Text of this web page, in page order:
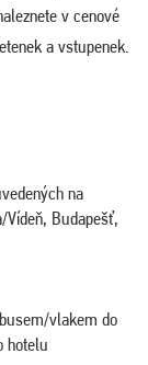
v cenové
a vstupenek.
na
Budapešť,
vlakem do
hotelu